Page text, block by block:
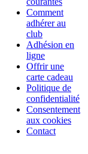
Comment
adhérer au
club
Adhésion en
ligne
Offrir une
carte cadeau
Politique de
confidentialité
Consentement
aux cookies
Contact